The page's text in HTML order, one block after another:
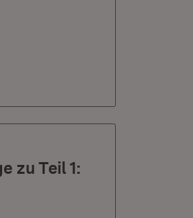
zu Teil 1: